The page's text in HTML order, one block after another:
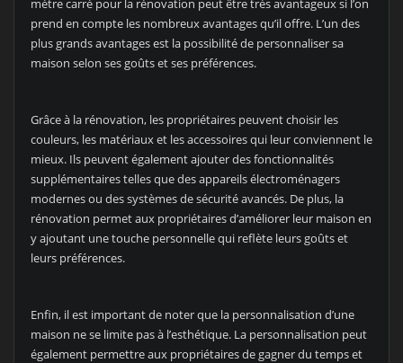
mètre carré pour la rénovation peut être très avantageux si l’on
prend en compte les nombreux avantages qu’il offre. L’un des
plus grands avantages est la possibilité de personnaliser sa
maison selon ses goûts et ses préférences.
Grâce à la rénovation, les propriétaires peuvent choisir les
couleurs, les matériaux et les accessoires qui leur conviennent le
mieux. Ils peuvent également ajouter des fonctionnalités
supplémentaires telles que des appareils électroménagers
modernes ou des systèmes de sécurité avancés. De plus, la
rénovation permet aux propriétaires d’améliorer leur maison en
y ajoutant une touche personnelle qui reflète leurs goûts et
leurs préférences.
Enfin, il est important de noter que la personnalisation d’une
maison ne se limite pas à l’esthétique. La personnalisation peut
également permettre aux propriétaires de gagner du temps et